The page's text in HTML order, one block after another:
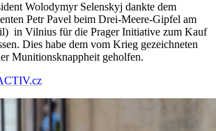
Wolodymyr Selenskyj dankte dem
Petr Pavel beim Drei-Meere-Gipfel am
in Vilnius für die Prager Initiative zum Kauf
Dies habe dem vom Krieg gezeichneten
Munitionsknappheit geholfen.